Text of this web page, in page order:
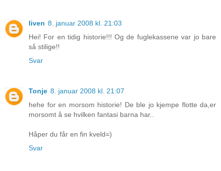
liven 8. januar 2008 kl. 21:03
Hei! For en tidig historie!!! Og de fuglekassene var jo bare
så stilige!!
Svar
Tonje 8. januar 2008 kl. 21:07
hehe for en morsom historie! De ble jo kjempe flotte da,er
morsomt å se hvilken fantasi barna har..
Håper du får en fin kveld=)
Svar